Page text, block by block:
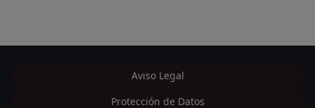
Aviso Legal
Protección de Datos